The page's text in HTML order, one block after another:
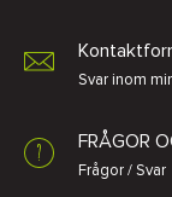
Svar inom
FRÅGOR
Frågor / Svar